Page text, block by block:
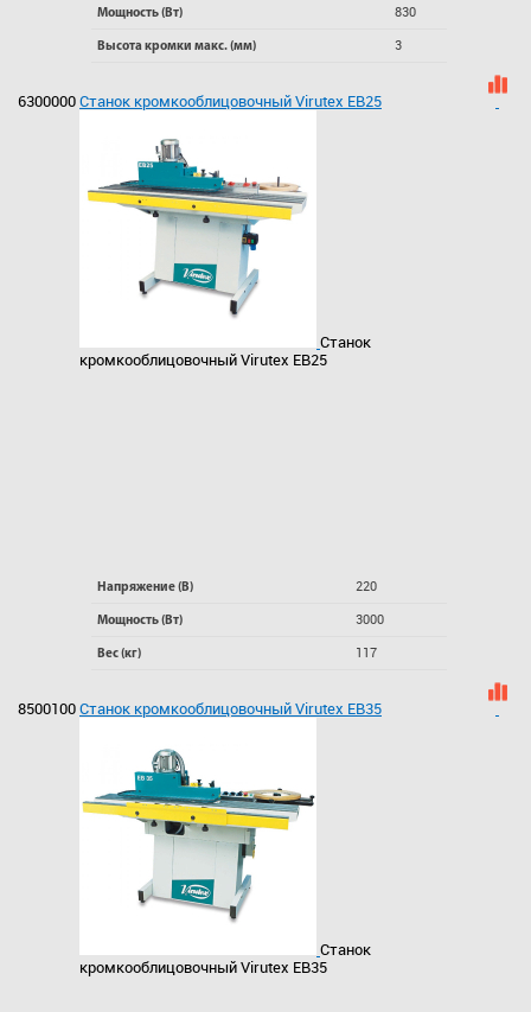
Мощность (Вт) 830
Высота кромки макс. (мм) 3
6300000Станок кромкооблицовочный Virutex EB25
Станок
кромкооблицовочный Virutex EB25
Напряжение (В) 220
Мощность (Вт) 3000
Вес (кг) 117
8500100Станок кромкооблицовочный Virutex EB35
Станок
кромкооблицовочный Virutex EB35